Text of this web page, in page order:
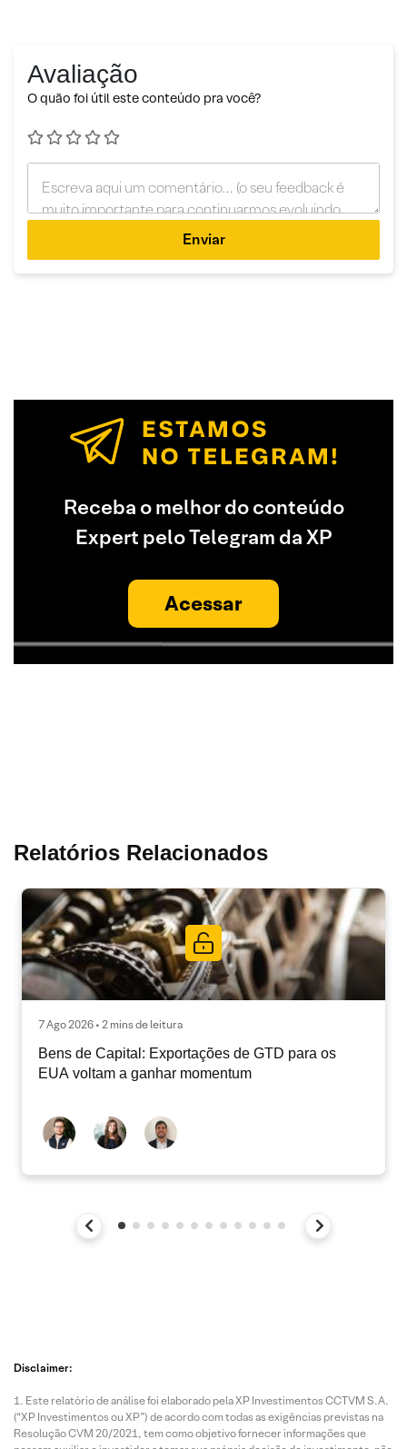
Avaliação
O quão foi útil este conteúdo pra você?
Enviar
Receba o melhor do conteúdo
Expert pelo Telegram da XP
Acessar
Relatórios Relacionados
7 Ago 2026 • 2 mins de leitura
Bens de Capital: Exportações de GTD para os
EUA voltam a ganhar momentum
Disclaimer:
Este relatório de análise foi elaborado pela XP Investimentos CCTVM S.A.
(“XP Investimentos ou XP”) de acordo com todas as exigências previstas na
Resolução CVM 20/2021, tem como objetivo fornecer informações que